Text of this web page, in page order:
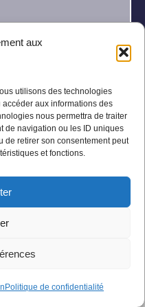
aux
utilisons des technologies
aux informations des
nous permettra de traiter
de navigation ou les ID uniques
de retirer son consentement peut
et fonctions.
Politique de confidentialité
la
.
de confidentialité
Plan du site